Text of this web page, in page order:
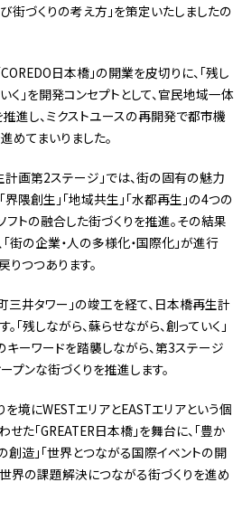
づくりの考え方」を策定いたしましたの
日本橋」の開業を皮切りに、「残し
く」を開発コンセプトとして、官民地域一体
推進し、ミクストユースの再開発で都市機
めてまいりました。
画第2ステージ」では、街の固有の魅力
界隈創生」「地域共生」「水都再生」の4つの
フトの融合した街づくりを推進。その結果
「街の企業・人の多様化・国際化」が進行
つつあります。
三井タワー」の竣工を経て、日本橋再生計
残しながら、蘇らせながら、創っていく」
ーワードを踏襲しながら、第3ステージ
プンな街づくりを推進します。
境にWESTエリアとEASTエリアという個
た「GREATER日本橋」を舞台に、「豊か
創造」「世界とつながる国際イベントの開
世界の課題解決につながる街づくりを進め